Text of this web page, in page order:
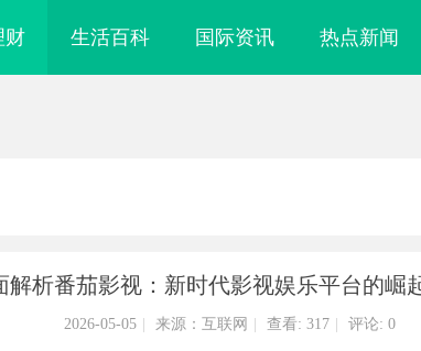
财 生活百科 国际资讯 热点新闻
解析番茄影视：新时代影视娱乐平台的崛
2026-05-05 来源：互联网 查看: 317 评论: 0